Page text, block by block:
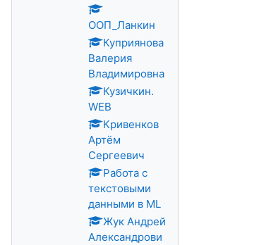
ООП_Ланкин
Куприянова
Валерия
Владимировна
Кузичкин.
WEB
Кривенков
Артём
Сергеевич
Работа с
текстовыми
данными в ML
Жук Андрей
Александрови